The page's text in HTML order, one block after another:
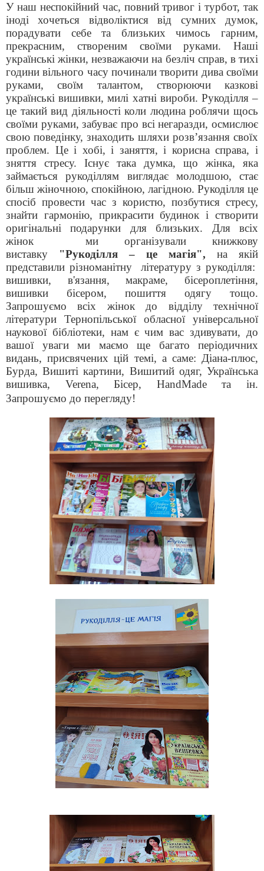
У наш неспокійний час, повний тривог і турбот, так
іноді хочеться відволіктися від сумних думок,
порадувати себе та близьких чимось гарним,
прекрасним, створеним своїми руками. Наші
українські жінки, незважаючи на безліч справ, в тихі
години вільного часу починали творити дива своїми
руками, своїм талантом, створюючи казкові
українські вишивки, милі хатні вироби. Рукоділля –
це такий вид діяльності коли людина роблячи щось
своїми руками, забуває про всі негаразди, осмислює
свою поведінку, знаходить шляхи розв’язання своїх
проблем. Це і хобі, і заняття, і корисна справа, і
зняття стресу. Існує така думка, що жінка, яка
займається рукоділлям виглядає молодшою, стає
більш жіночною, спокійною, лагідною. Рукоділля це
спосіб провести час з користю, позбутися стресу,
знайти гармонію, прикрасити будинок і створити
оригінальні подарунки для близьких. Для всіх
жінок
ми організували книжкову
виставку "Рукоділля – це магія", на якій
представили різноманітну літературу з рукоділля:
вишивки, в'язання, макраме, бісероплетіння,
вишивки бісером, пошиття одягу тощо.
Запрошуємо всіх жінок до відділу технічної
літератури Тернопільської обласної універсальної
наукової бібліотеки, нам є чим вас здивувати, до
вашої уваги ми маємо ще багато періодичних
видань, присвячених цій темі, а саме: Діана-плюс,
Бурда, Вишиті картини, Вишитий одяг, Українська
вишивка, Verena, Бісер, HandMade
та ін.
Запрошуємо до перегляду!